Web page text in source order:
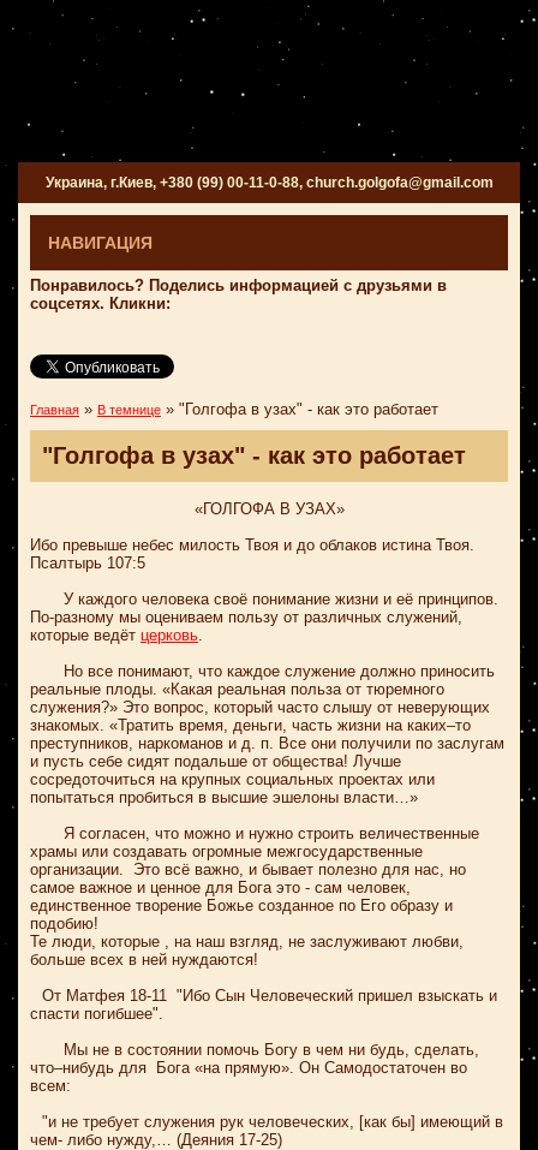
Украина, г.Киев, +380 (99) 00-11-0-88, church.golgofa@gmail.com
НАВИГАЦИЯ
Понравилось? Поделись информацией с друзьями в
соцсетях. Кликни:
Главная » В темнице » "Голгофа в узах" - как это работает
"Голгофа в узах" - как это работает
«ГОЛГОФА В УЗАХ»
Ибо превыше небес милость Твоя и до облаков истина Твоя.
Псалтырь 107:5
У каждого человека своё понимание жизни и её принципов.
По-разному мы оцениваем пользу от различных служений,
которые ведёт церковь.
Но все понимают, что каждое служение должно приносить
реальные плоды. «Какая реальная польза от тюремного
служения?» Это вопрос, который часто слышу от неверующих
знакомых. «Тратить время, деньги, часть жизни на каких–то
преступников, наркоманов и д. п. Все они получили по заслугам
и пусть себе сидят подальше от общества! Лучше
сосредоточиться на крупных социальных проектах или
попытаться пробиться в высшие эшелоны власти…»
Я согласен, что можно и нужно строить величественные
храмы или создавать огромные межгосударственные
организации. Это всё важно, и бывает полезно для нас, но
самое важное и ценное для Бога это - сам человек,
единственное творение Божье созданное по Его образу и
подобию!
Те люди, которые , на наш взгляд, не заслуживают любви,
больше всех в ней нуждаются!
От Матфея 18-11 "Ибо Сын Человеческий пришел взыскать и
спасти погибшее".
Мы не в состоянии помочь Богу в чем ни будь, сделать,
что–нибудь для Бога «на прямую». Он Самодостаточен во
всем:
"и не требует служения рук человеческих, [как бы] имеющий в
чем- либо нужду,… (Деяния 17-25)